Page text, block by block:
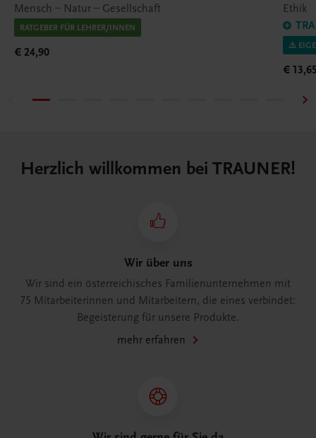
Mensch – Natur – Gesellschaft
RATGEBER FÜR LEHRER/INNEN
€ 24,90
Ethik
⚠️
€
Herzlich willkommen bei TRAUNER!
Wir über uns
Wir sind ein österreichisches Familienunternehmen mit
75 Mitarbeiterinnen und Mitarbeitern, die eines verbindet:
Begeisterung für unsere Produkte.
mehr erfahren